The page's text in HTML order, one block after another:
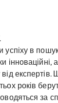
успіху в
інноваційні,
експертів.
років
за